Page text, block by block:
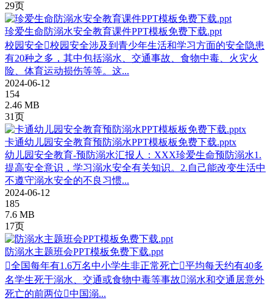
29页
珍爱生命防溺水安全教育课件PPT模板免费下载.ppt
校园安全校园安全涉及到青少年生活和学习方面的安全隐患
有20种之多，其中包括溺水、交通事故、食物中毒、火灾火
险、体育运动损伤等等。这...
2024-06-12
154
2.46 MB
31页
卡通幼儿园安全教育预防溺水PPT模板板免费下载.pptx
幼儿园安全教育-预防溺水汇报人：XXX珍爱生命预防溺水1.
提高安全意识，学习溺水安全有关知识。2.自己能改变生活中
不遵守溺水安全的不良习惯...
2024-06-12
185
7.6 MB
17页
防溺水主题班会PPT模板免费下载.ppt
全国每年有1.6万名中小学生非正常死亡平均每天约有40多
名学生死于溺水、交通或食物中毒等事故溺水和交通居意外
死亡的前两位中国溺...